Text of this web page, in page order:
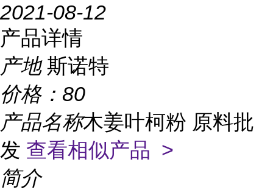
2021-08-12
产品详情
产地 斯诺特
价格： 80
产品名称木姜叶柯粉 原料批
发 查看相似产品 >
简介